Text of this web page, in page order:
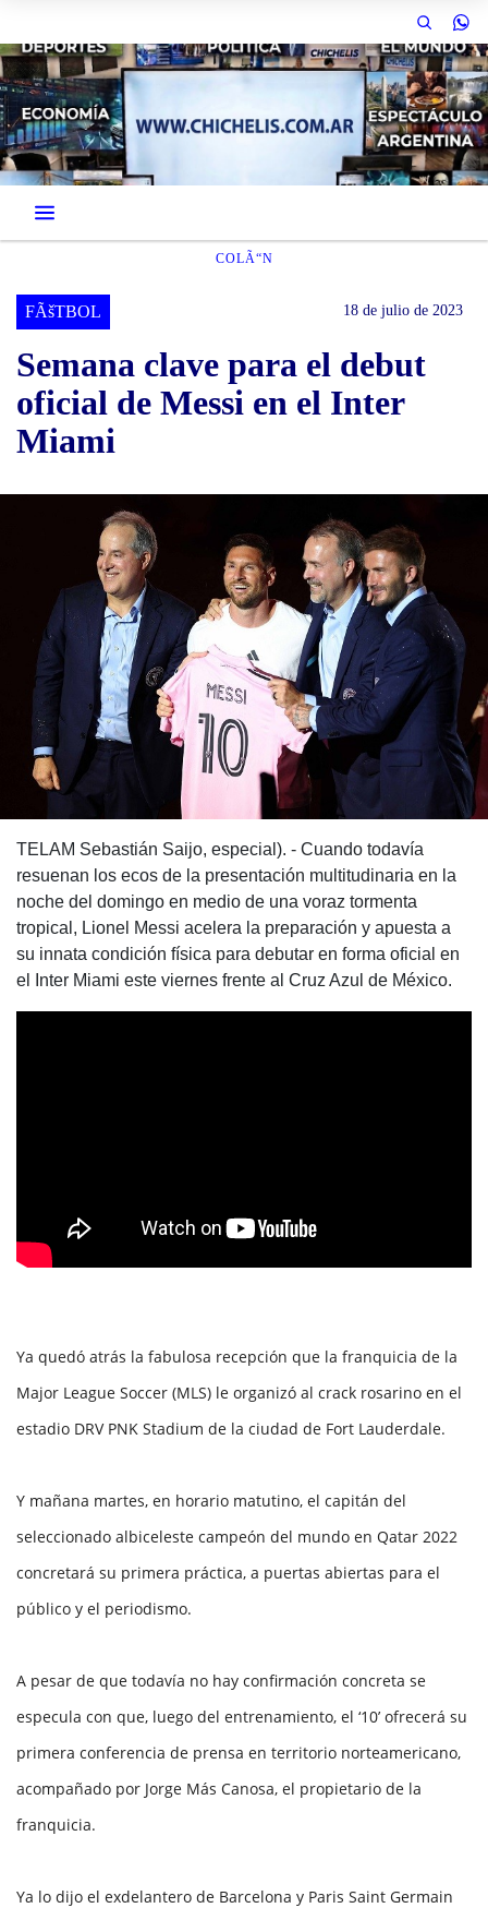
COLÃ“N
FÃšTBOL 18 de julio de 2023
Semana clave para el debut
oficial de Messi en el Inter
Miami
TELAM Sebastián Saijo, especial). - Cuando todavía
resuenan los ecos de la presentación multitudinaria en la
noche del domingo en medio de una voraz tormenta
tropical, Lionel Messi acelera la preparación y apuesta a
su innata condición física para debutar en forma oficial en
el Inter Miami este viernes frente al Cruz Azul de México.
Ya quedó atrás la fabulosa recepción que la franquicia de la
Major League Soccer (MLS) le organizó al crack rosarino en el
estadio DRV PNK Stadium de la ciudad de Fort Lauderdale.
Y mañana martes, en horario matutino, el capitán del
seleccionado albiceleste campeón del mundo en Qatar 2022
concretará su primera práctica, a puertas abiertas para el
público y el periodismo.
A pesar de que todavía no hay confirmación concreta se
especula con que, luego del entrenamiento, el ‘10’ ofrecerá su
primera conferencia de prensa en territorio norteamericano,
acompañado por Jorge Más Canosa, el propietario de la
franquicia.
Ya lo dijo el exdelantero de Barcelona y Paris Saint Germain